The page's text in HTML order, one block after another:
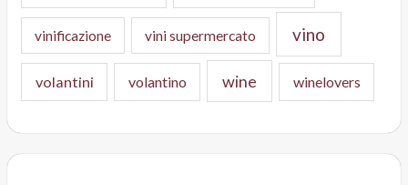
vinificazione vini supermercato vino
volantini volantino wine winelovers